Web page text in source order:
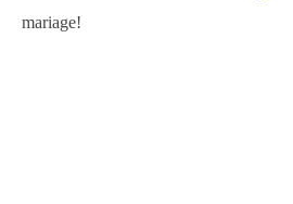
mariage!